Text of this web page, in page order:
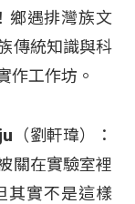
鄉遇排灣族文
傳統知識與科
作工作坊。
（劉軒瑋）：
關在實驗室裡
其實不是這樣